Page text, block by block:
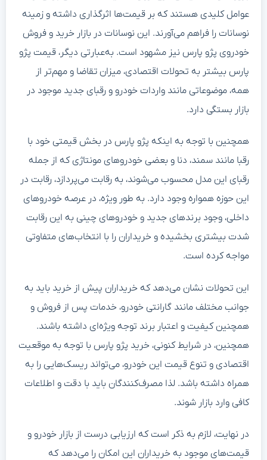
عوامل کلیدی هستند که بر قیمت‌ها اثرگذاری داشته و زمینه
نوسانات را فراهم می‌آورند. این نوسانات در بازار خرید و فروش
خودروی پژو پارس نیز مشهود است. به‌عبارتی دیگر، قیمت پژو
پارس بیشتر به تحولات اقتصادی، میزان تقاضا و مهم‌تر از
همه، موضوعاتی مانند واردات خودرو و رقبای جدید موجود در
بازار بستگی دارد.
همچنین با توجه به اینکه پژو پارس در بخش قیمتی خود با
رقبا مانند سمند، دنا و بعضی خودروهای مونتاژی که از جمله
رقبای این مدل محسوب می‌شوند، به رقابت می‌پردازد، رقابت در
این حوزه همواره وجود دارد. به طور ویژه، در عرصه خودروهای
داخلی، وجود برندهای جدید و خودروهای چینی به این رقابت
شدت بیشتری بخشیده و خریداران را با انتخاب‌های متفاوتی
مواجه کرده است.
این تحولات نشان می‌دهد که خریداران پیش از خرید باید به
جوانب مختلف مانند گارانتی خودرو، خدمات پس از فروش و
همچنین کیفیت و اعتبار برند توجه ویژه‌ای داشته باشند.
همچنین، در شرایط کنونی، خرید پژو پارس با توجه به موقعیت
اقتصادی و تنوع قیمت این خودرو، می‌تواند ریسک‌هایی را به
همراه داشته باشد. لذا مصرف‌کنندگان باید با دقت و اطلاعات
کافی وارد بازار شوند.
در نهایت، لازم به ذکر است که ارزیابی درست از بازار خودرو و
قیمت‌های موجود به خریداران این امکان را می‌دهد که